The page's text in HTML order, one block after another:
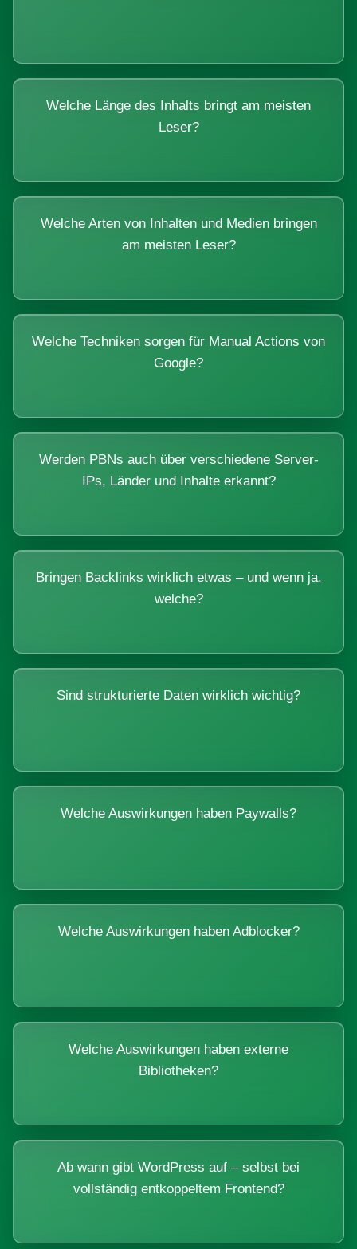
Welche Länge des Inhalts bringt am meisten
Leser?
Welche Arten von Inhalten und Medien bringen
am meisten Leser?
Welche Techniken sorgen für Manual Actions von
Google?
Werden PBNs auch über verschiedene Server-
IPs, Länder und Inhalte erkannt?
Bringen Backlinks wirklich etwas – und wenn ja,
welche?
Sind strukturierte Daten wirklich wichtig?
Welche Auswirkungen haben Paywalls?
Welche Auswirkungen haben Adblocker?
Welche Auswirkungen haben externe
Bibliotheken?
Ab wann gibt WordPress auf – selbst bei
vollständig entkoppeltem Frontend?